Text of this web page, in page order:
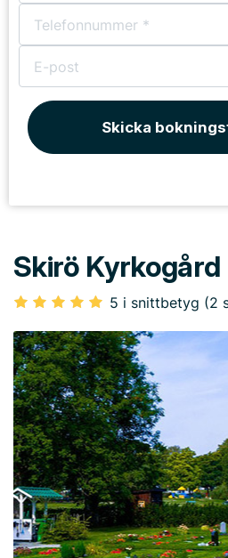
Skicka
Skirö Kyrkogård
5 i snittbetyg (2